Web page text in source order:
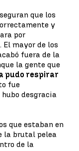
que los
y
por
mayor de los
fuera de la
la gente que
pudo respirar
fue
desgracia
que estaban en
la brutal pelea
de la